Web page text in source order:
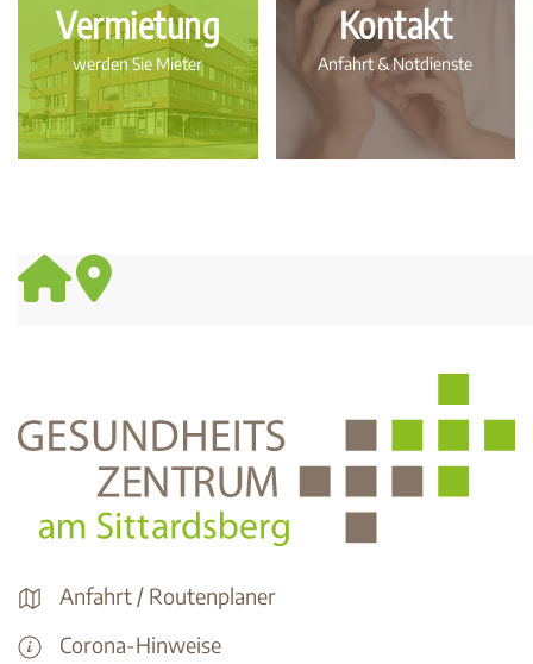
Vermietung
werden Sie Mieter
Kontakt
Anfahrt & Notdienste
Anfahrt / Routenplaner
Corona-Hinweise